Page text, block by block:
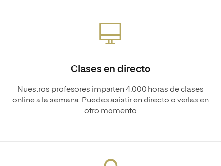
Clases en directo
Nuestros profesores imparten 4.000 horas de clases
online a la semana. Puedes asistir en directo o verlas en
otro momento